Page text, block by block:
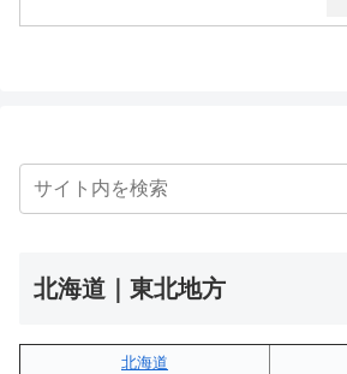
北海道｜東北地方
北海道